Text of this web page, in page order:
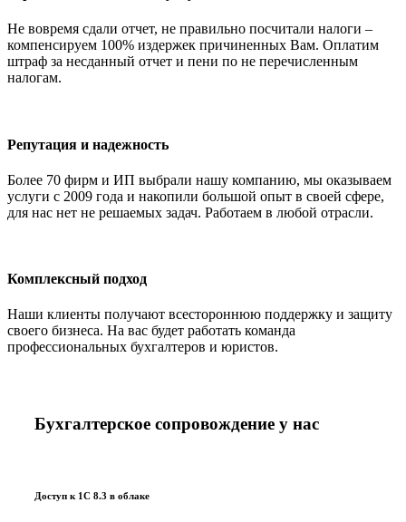
Не вовремя сдали отчет, не правильно посчитали налоги –
компенсируем 100% издержек причиненных Вам. Оплатим
штраф за несданный отчет и пени по не перечисленным
налогам.
Репутация и надежность
Более 70 фирм и ИП выбрали нашу компанию, мы оказываем
услуги с 2009 года и накопили большой опыт в своей сфере,
для нас нет не решаемых задач. Работаем в любой отрасли.
Комплексный подход
Наши клиенты получают всестороннюю поддержку и защиту
своего бизнеса. На вас будет работать команда
профессиональных бухгалтеров и юристов.
Бухгалтерское сопровождение у нас
Доступ к 1С 8.3 в облаке